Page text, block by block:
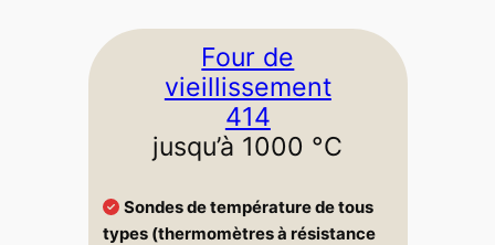
Four de
vieillissement
414
jusqu’à 1000 °C
Sondes de température de tous
types (thermomètres à résistance